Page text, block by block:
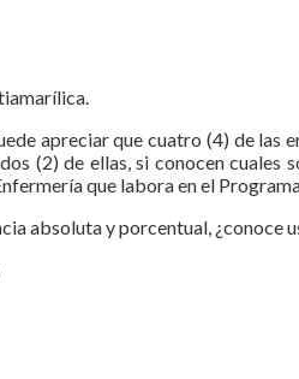
apreciar que cuatro (4) de las
(2) de ellas, si conocen
que labora en el
absoluta y porcentual, ¿conoce